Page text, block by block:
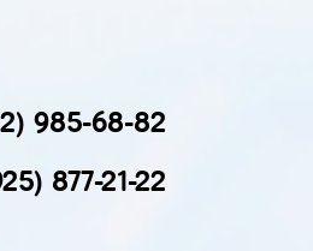
985-68-82
877-21-22